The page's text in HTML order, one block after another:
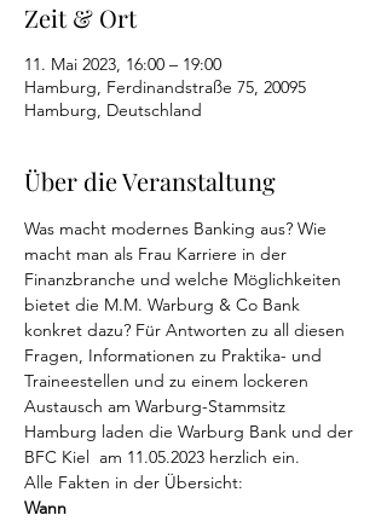
Zeit & Ort
11. Mai 2023, 16:00 – 19:00
Hamburg, Ferdinandstraße 75, 20095
Hamburg, Deutschland
Über die Veranstaltung
Was macht modernes Banking aus? Wie
macht man als Frau Karriere in der
Finanzbranche und welche Möglichkeiten
bietet die M.M. Warburg & Co Bank
konkret dazu? Für Antworten zu all diesen
Fragen, Informationen zu Praktika- und
Traineestellen und zu einem lockeren
Austausch am Warburg-Stammsitz
Hamburg laden die Warburg Bank und der
BFC Kiel  am 11.05.2023 herzlich ein.
Alle Fakten in der Übersicht:
Wann